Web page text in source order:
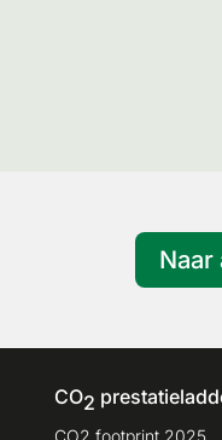
Naar
CO2
CO2 footprint 2025